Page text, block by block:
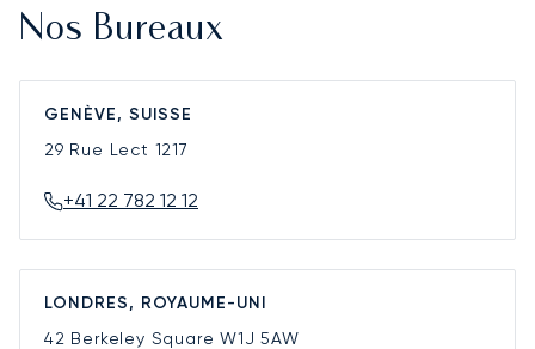
Nos Bureaux
GENÈVE, SUISSE
29 Rue Lect 1217
+41 22 782 12 12
LONDRES, ROYAUME-UNI
42 Berkeley SquareW1J 5AW